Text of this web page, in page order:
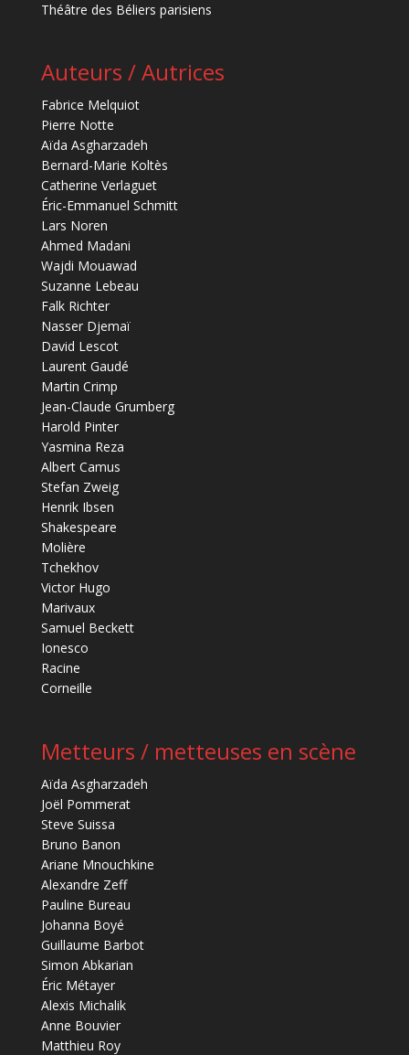
Théâtre des Béliers parisiens
Auteurs / Autrices
Fabrice Melquiot
Pierre Notte
Aïda Asgharzadeh
Bernard-Marie Koltès
Catherine Verlaguet
Éric-Emmanuel Schmitt
Lars Noren
Ahmed Madani
Wajdi Mouawad
Suzanne Lebeau
Falk Richter
Nasser Djemaï
David Lescot
Laurent Gaudé
Martin Crimp
Jean-Claude Grumberg
Harold Pinter
Yasmina Reza
Albert Camus
Stefan Zweig
Henrik Ibsen
Shakespeare
Molière
Tchekhov
Victor Hugo
Marivaux
Samuel Beckett
Ionesco
Racine
Corneille
Metteurs / metteuses en scène
Aïda Asgharzadeh
Joël Pommerat
Steve Suissa
Bruno Banon
Ariane Mnouchkine
Alexandre Zeff
Pauline Bureau
Johanna Boyé
Guillaume Barbot
Simon Abkarian
Éric Métayer
Alexis Michalik
Anne Bouvier
Matthieu Roy